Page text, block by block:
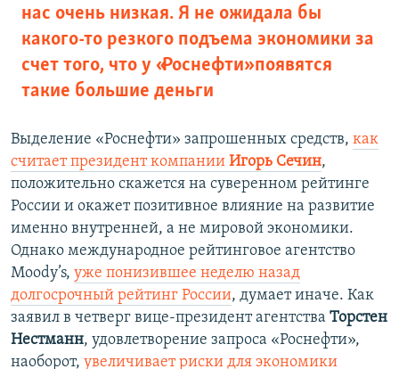
нас очень низкая. Я не ожидала бы
какого-то резкого подъема экономики за
счет того, что у «Роснефти» появятся
такие большие деньги
Выделение «Роснефти» запрошенных средств, как
считает президент компании Игорь Сечин,
положительно скажется на суверенном рейтинге
России и окажет позитивное влияние на развитие
именно внутренней, а не мировой экономики.
Однако международное рейтинговое агентство
Moody’s, уже понизившее неделю назад
долгосрочный рейтинг России, думает иначе. Как
заявил в четверг вице-президент агентства Торстен
Нестманн, удовлетворение запроса «Роснефти»,
наоборот, увеличивает риски для экономики